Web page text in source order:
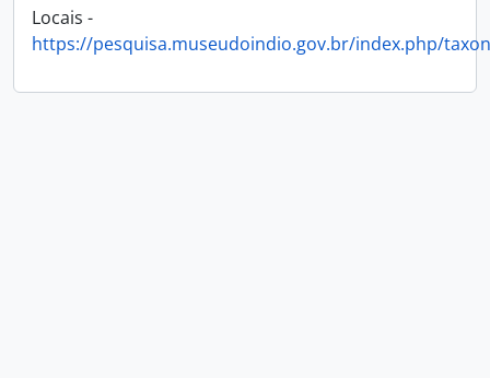
Locais -
https://pesquisa.museudoindio.gov.br/index.php/